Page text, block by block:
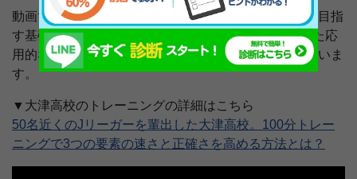
動画では、フィジカル・ボール・シンキングの向上を目指
す基礎的なトレーニングから8人のサーバーを活用した応
用的なトレーニングまで幅広いメニューが収録されていま
す。
▼大津高校のトレーニングの詳細はこちら
50名近くのJリーガーを輩出した大津高校。100分トレー
ニングで3つの要素の速さと正確さを高める方法とは？